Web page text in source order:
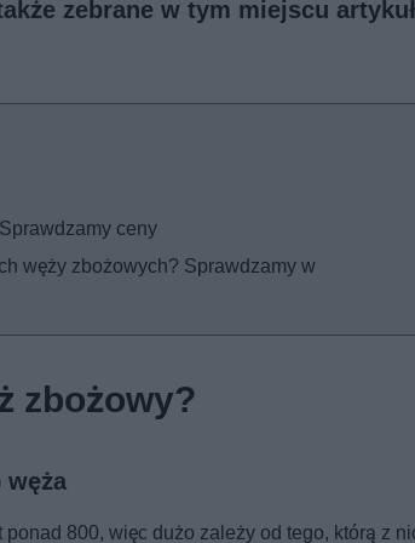
zebrane w tym miejscu
ceny
węży zbożowych? Sprawdzamy w
zbożowy?
węża
800, więc dużo zależy od tego, którą z